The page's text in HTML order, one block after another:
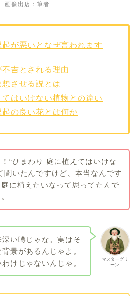
画像出店：筆者
起が悪いとなぜ言われます
吉とされる理由
させる説とは
てはいけない植物との違い
起の良い花とは何か
“ひまわり 庭に植えてはいけな
聞いたんですけど、本当なんです
に植えたいなって思ってたんで
マスターグリ
ーン
い噂じゃな。実はそ
景があるんじゃよ。
けじゃないんじゃ。